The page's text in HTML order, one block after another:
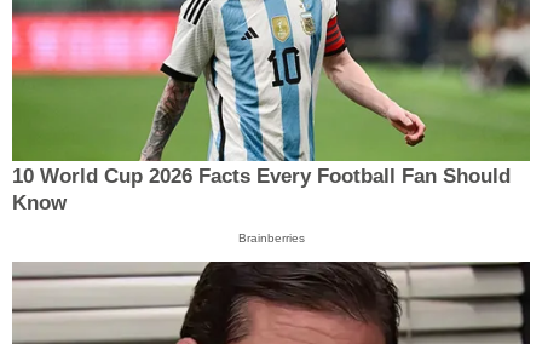
10 World Cup 2026 Facts Every Football Fan Should
Know
Brainberries